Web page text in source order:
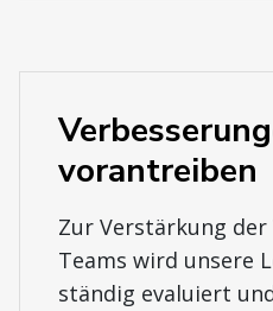
vorantreiben
Zur Verstärkung
Teams wird unsere
ständig evaluiert